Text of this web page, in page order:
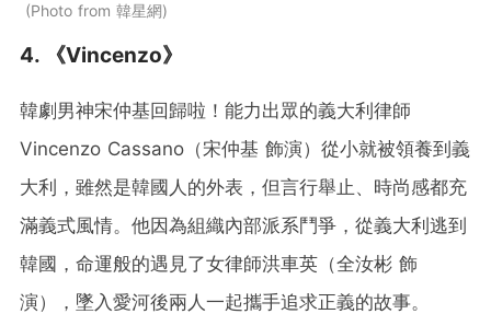
Photo from 韓星網
4. 《Vincenzo》
韓劇男神宋仲基回歸啦！能力出眾的義大利律師
Vincenzo Cassano（宋仲基 飾演）從小就被領養到義
大利，雖然是韓國人的外表，但言行舉止、時尚感都充
滿義式風情。他因為組織內部派系鬥爭，從義大利逃到
韓國，命運般的遇見了女律師洪車英（全汝彬 飾
演），墜入愛河後兩人一起攜手追求正義的故事。